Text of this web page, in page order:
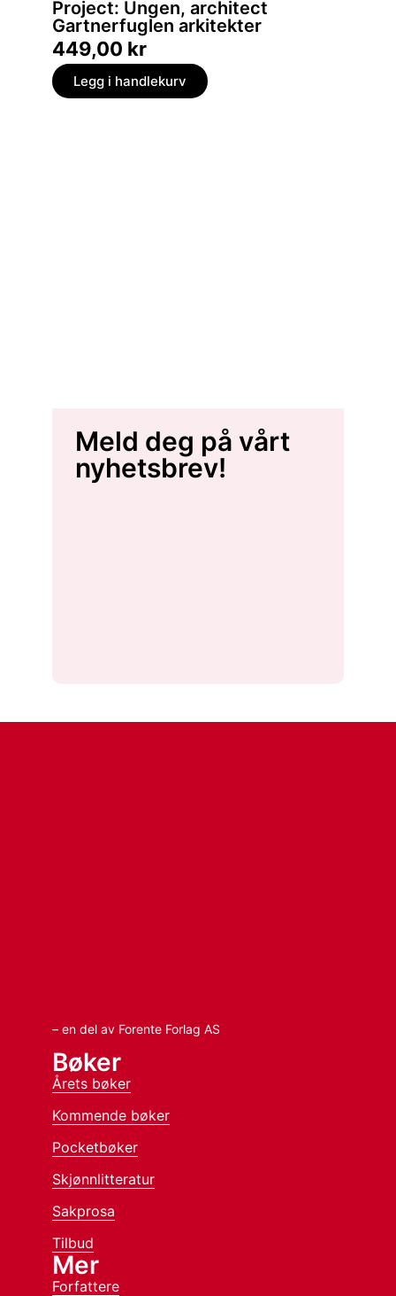
Project: Ungen, architect
Gartnerfuglen arkitekter
449,00 kr
Legg i handlekurv
Meld deg på vårt
nyhetsbrev!
– en del av Forente Forlag AS
Bøker
Årets bøker
Kommende bøker
Pocketbøker
Skjønnlitteratur
Sakprosa
Tilbud
Mer
Forfattere